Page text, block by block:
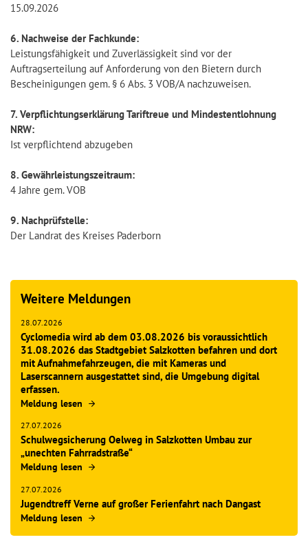
15.09.2026
6. Nachweise der Fachkunde:
Leistungsfähigkeit und Zuverlässigkeit sind vor der
Auftragserteilung auf Anforderung von den Bietern durch
Bescheinigungen gem. § 6 Abs. 3 VOB/A nachzuweisen.
7. Verpflichtungserklärung Tariftreue und Mindestentlohnung
NRW:
Ist verpflichtend abzugeben
8. Gewährleistungszeitraum:
4 Jahre gem. VOB
9. Nachprüfstelle:
Der Landrat des Kreises Paderborn
Weitere Meldungen
28.07.2026
Cyclomedia wird ab dem 03.08.2026 bis voraussichtlich
31.08.2026 das Stadtgebiet Salzkotten befahren und dort
mit Aufnahmefahrzeugen, die mit Kameras und
Laserscannern ausgestattet sind, die Umgebung digital
erfassen.
Meldung lesen
27.07.2026
Schulwegsicherung Oelweg in Salzkotten Umbau zur
„unechten Fahrradstraße“
Meldung lesen
27.07.2026
Jugendtreff Verne auf großer Ferienfahrt nach Dangast
Meldung lesen